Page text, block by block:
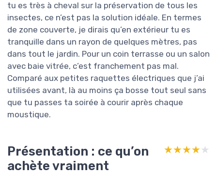
tu es très à cheval sur la préservation de tous les
insectes, ce n’est pas la solution idéale. En termes
de zone couverte, je dirais qu’en extérieur tu es
tranquille dans un rayon de quelques mètres, pas
dans tout le jardin. Pour un coin terrasse ou un salon
avec baie vitrée, c’est franchement pas mal.
Comparé aux petites raquettes électriques que j’ai
utilisées avant, là au moins ça bosse tout seul sans
que tu passes ta soirée à courir après chaque
moustique.
Présentation : ce qu’on
achète vraiment
★★★★★
★★★★★